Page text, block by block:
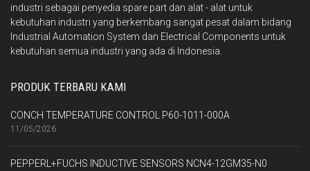
industri sebagai penyedia spare part dan alat - alat untuk
kebutuhan industri yang berkembang sangat pesat dalam bidang
Industrial Automation System dan Electrical Components untuk
kebutuhan semua industri yang ada di Indonesia.
PRODUK TERBARU KAMI
CONCH TEMPERATURE CONTROL P60-1011-000A
11/05/2026
PEPPERL+FUCHS INDUCTIVE SENSORS NCN4-12GM35-N0